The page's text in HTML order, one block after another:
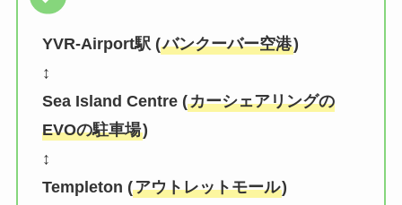
YVR-Airport駅 (バンクーバー空港)
↕︎
Sea Island Centre (カーシェアリングの
EVOの駐車場)
↕︎
Templeton (アウトレットモール)